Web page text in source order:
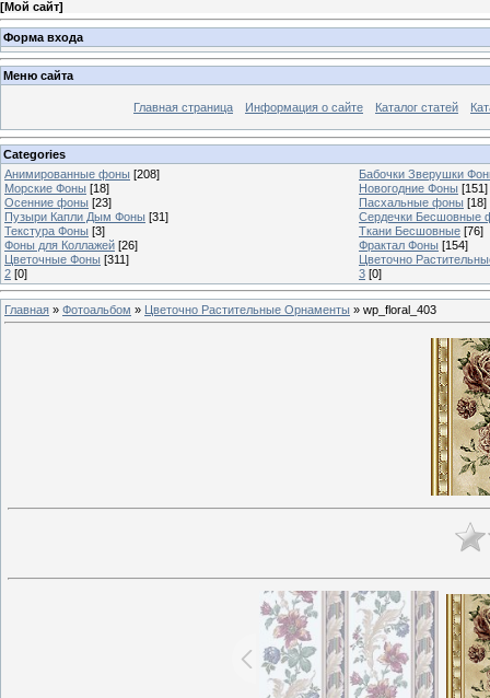
[Мой сайт]
Форма входа
Меню сайта
Главная страница Информация о сайте Каталог статей
Categories
Анимированные фоны [208]
Бабочки Зверушки
Морские Фоны [18] Новогодние Фоны [151]
Осенние фоны [23] Пасхальные фоны [18]
Пузыри Капли Дым Фоны [31]
Сердечки Бесшовные
Текстура Фоны [3] Ткани Бесшовные [76]
Фоны для Коллажей [26] Фрактал Фоны [154]
Цветочные Фоны [311]
Цветочно
2 [0] 3 [0]
Главная » Фотоальбом » Цветочно Растительные Орнаменты » wp_floral_403